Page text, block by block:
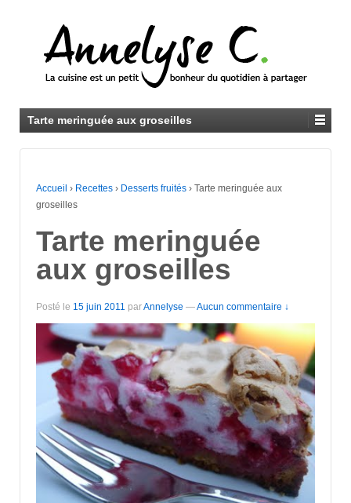
Tarte meringuée aux groseilles
Accueil › Recettes › Desserts fruités › Tarte meringuée aux
groseilles
Tarte meringuée
aux groseilles
Posté le 15 juin 2011 parAnnelyse —Aucun commentaire ↓